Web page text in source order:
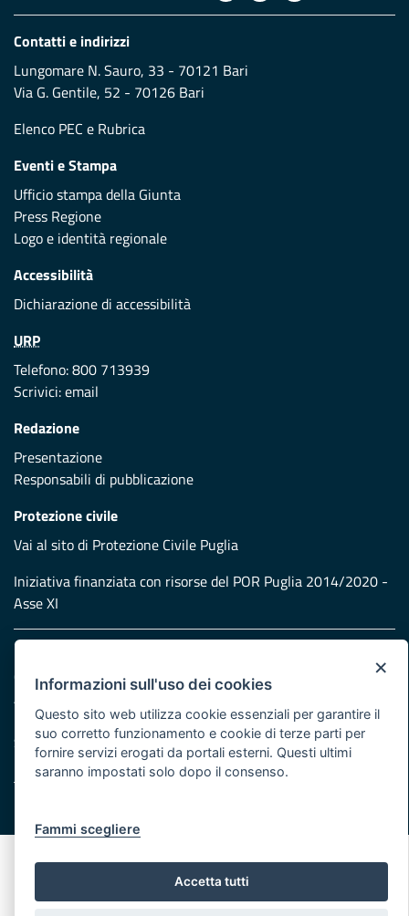
Contatti e indirizzi
Lungomare N. Sauro, 33 - 70121 Bari
Via G. Gentile, 52 - 70126 Bari
Elenco PEC e Rubrica
Eventi e Stampa
Ufficio stampa della Giunta
Press Regione
Logo e identità regionale
Accessibilità
Dichiarazione di accessibilità
URP
Telefono: 800 713939
Scrivici:email
Redazione
Presentazione
Responsabili di pubblicazione
Protezione civile
Vai al sito di Protezione Civile Puglia
Iniziativa finanziata con risorse del POR Puglia 2014/2020 -
Asse XI
Cookie e privacy
Atti di notifica
Feed RSS
Servizi Intranet
×
Informazioni sull'uso dei cookies
Questo sito web utilizza cookie essenziali per garantire il
suo corretto funzionamento e cookie di terze parti per
fornire servizi erogati da portali esterni. Questi ultimi
saranno impostati solo dopo il consenso.
Fammi scegliere
Accetta tutti